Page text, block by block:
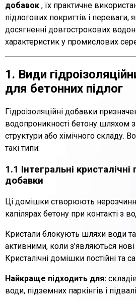
добавок , їх практичне
підлогових покриттів і переваги,
досягненні довгострокових
характеристик у промислових
1. Види
для бетонних підлог
Гідроізоляційні добавки
водопроникності бетону шляхом
структури або хімічного складу.
такі типи:
1.1 Інтегральні кристалічні
добавки
Ці домішки створюють
капілярах бетону при контакті з
Кристали блокують шляхи води
активними, коли з’являються
Кристалічні домішки постійні та
Найкраще підходить для:
води, підземних паркінгів і